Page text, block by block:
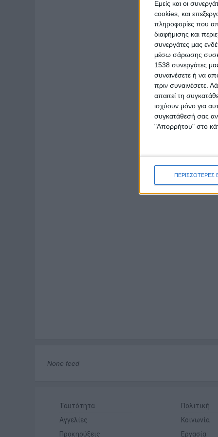
Εμείς και οι
cookies, και
πληροφορίες που
διαφήμισης και
συνεργάτες μας
μέσω σάρωσης
1538 συνεργάτες
συναινέσετε ή να
πριν συναινέσετε.
απαιτεί τη
ισχύουν μόνο για
συγκατάθεσή σας
"Απορρήτου" στο
ΠΕΡΙΣΣΟΤΕΡΕΣ
None feed
Ταυτότητα
Αγγελίες
Προκηρύξεις
Πολιτική
Κοινωνία
Εργασία